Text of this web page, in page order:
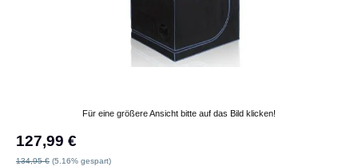
Für eine größere Ansicht bitte auf das Bild klicken!
Verkaufspreis:
127,99 €
Regulärer Preis:
134,95 € (5.16% gespart)